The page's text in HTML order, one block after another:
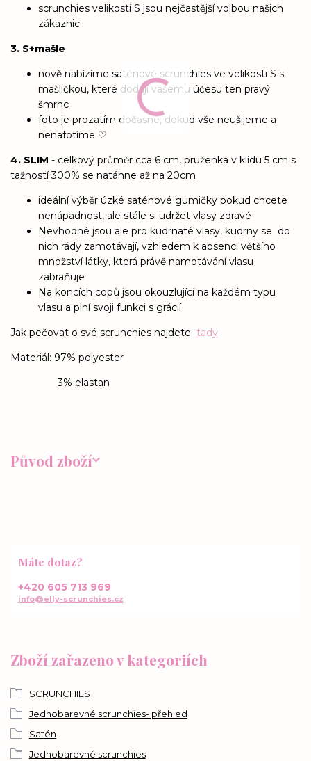
scrunchies velikosti S jsou nejčastější volbou našich
zákaznic
3. S+mašle
nově nabízíme saténové scrunchies ve velikosti S s
mašličkou, které dodají vašemu účesu ten pravý
šmrnc
foto je prozatím dočasné, dokud vše neušijeme a
nenafotíme ♡
4. SLIM - celkový průměr cca 6 cm, pruženka v klidu 5 cm s
tažností 300% se natáhne až na 20cm
ideální výběr úzké saténové gumičky pokud chcete
nenápadnost, ale stále si udržet vlasy zdravé
Nevhodné jsou ale pro kudrnaté vlasy, kudrny se do
nich rády zamotávají, vzhledem k absenci většího
množství látky, která právě namotávání vlasu
zabraňuje
Na koncích copů jsou okouzlující na každém typu
vlasu a plní svoji funkci s grácií
Jak pečovat o své scrunchies najdete tady
Materiál: 97% polyester
3% elastan
Původ zboží
Zboží zařazeno v kategoriích
SCRUNCHIES
Jednobarevné scrunchies- přehled
Satén
Jednobarevné scrunchies
Máte dotaz?
+420 605 713 969
info@elly-scrunchies.cz